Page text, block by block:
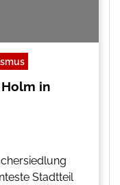
in
Stadtteil